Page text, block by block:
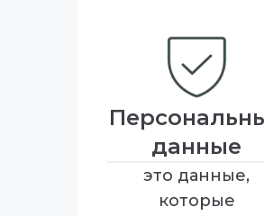
данные
это данные,
которые